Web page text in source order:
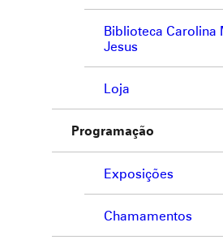
Biblioteca Carolina
Jesus
Loja
Programação
Exposições
Chamamentos